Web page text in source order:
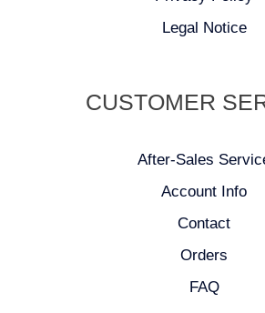
Legal Notice
CUSTOMER
After-Sales
Account Info
Contact
Orders
FAQ